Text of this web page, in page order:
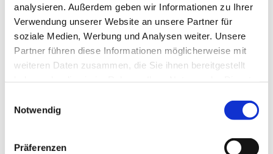
analysieren. Außerdem geben wir Informationen zu Ihrer
Verwendung unserer Website an unsere Partner für
soziale Medien, Werbung und Analysen weiter. Unsere
Partner führen diese Informationen möglicherweise mit
weiteren Daten zusammen, die Sie ihnen bereitgestellt
Notwendig
Präferenzen